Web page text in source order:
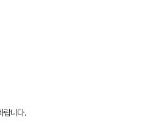
랍니다.